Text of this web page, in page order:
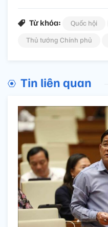
Từ khóa: Quốc hội
Thủ tướng Chính phủ
Tin liên quan